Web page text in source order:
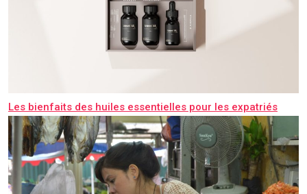
Les bienfaits des huiles essentielles pour les expatriés